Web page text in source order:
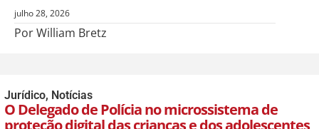
julho 28, 2026
Por William Bretz
Jurídico, Notícias
O Delegado de Polícia no microssistema de
proteção digital das crianças e dos adolescentes